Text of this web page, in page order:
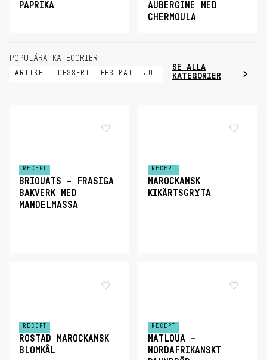
PAPRIKA
AUBERGINE MED
CHERMOULA
POPULÄRA KATEGORIER
ARTIKEL DESSERT FESTMAT JUL
SE ALLA
KATEGORIER
RECEPT
BRIOUATS – FRASIGA
BAKVERK MED
MANDELMASSA
RECEPT
MAROCKANSK
KIKÄRTSGRYTA
RECEPT
ROSTAD MAROCKANSK
BLOMKÅL
RECEPT
MATLOUA –
NORDAFRIKANSKT